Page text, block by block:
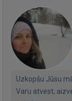
Uzkopšu Jūsu
Varu atvest,